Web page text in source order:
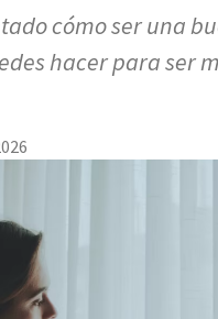
cómo ser una
hacer para ser